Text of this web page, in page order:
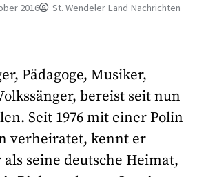
2016 St. Wendeler Land Nachrichten
Pädagoge, Musiker,
bereist seit nun
Seit 1976 mit einer Polin
verheiratet, kennt er
als seine deutsche Heimat,